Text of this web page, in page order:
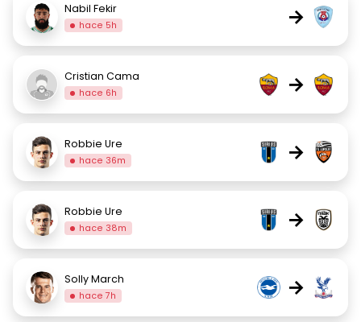
Nabil Fekir
hace 5h →
Cristian Cama
hace 6h →
Robbie Ure
hace 36m →
Robbie Ure
hace 38m →
Solly March
hace 7h →